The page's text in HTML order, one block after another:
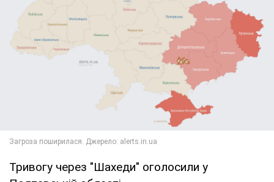
Тривогу через "Шахеди" оголосили у